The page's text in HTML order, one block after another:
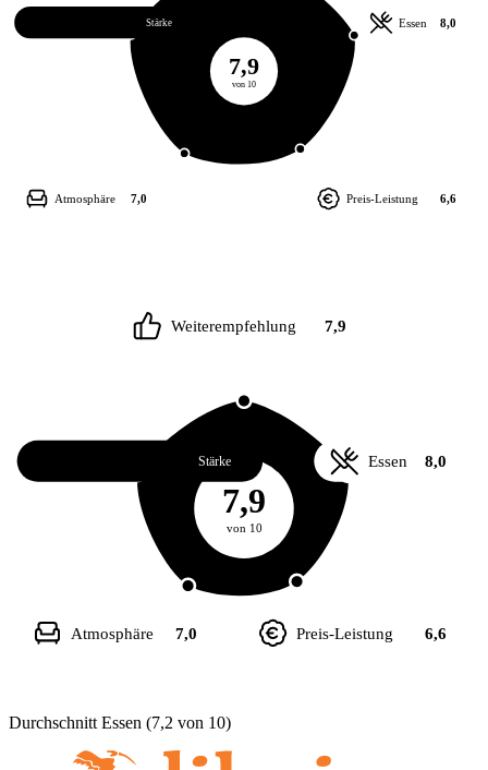
7,9
von 10
Essen 8,0
Preis-Leistung 6,6
Atmosphäre 7,0
Stärke
7,9
von 10
Weiterempfehlung 7,9
Essen 8,0
Preis-Leistung 6,6
Atmosphäre 7,0
Stärke
Durchschnitt Essen (7,2 von 10)